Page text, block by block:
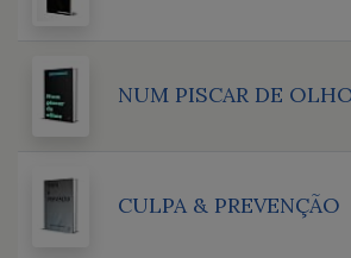
NUM PISCAR DE
CULPA & PREVENÇÃO